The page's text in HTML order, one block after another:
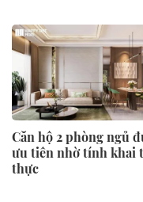
Căn hộ 2 phòng ngủ
ưu tiên nhờ tính khai
thực